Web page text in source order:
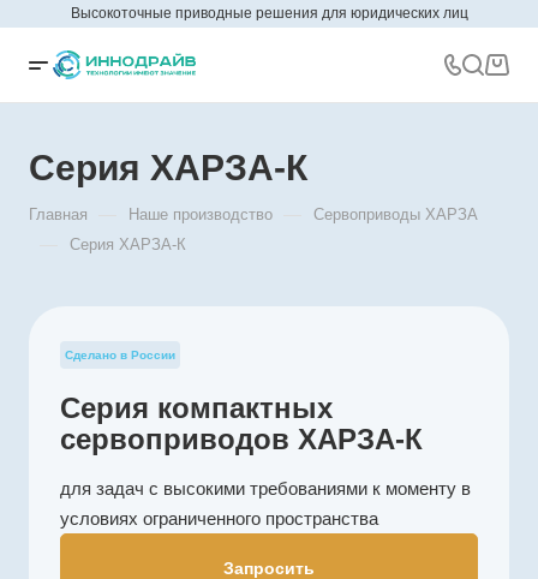
Высокоточные приводные решения для юридических лиц
Серия ХАРЗА-К
Главная Наше производство Сервоприводы ХАРЗА
Серия ХАРЗА-К
Сделано в России
Серия компактных
сервоприводов ХАРЗА-К
для задач с высокими требованиями к моменту в
условиях ограниченного пространства
Запросить